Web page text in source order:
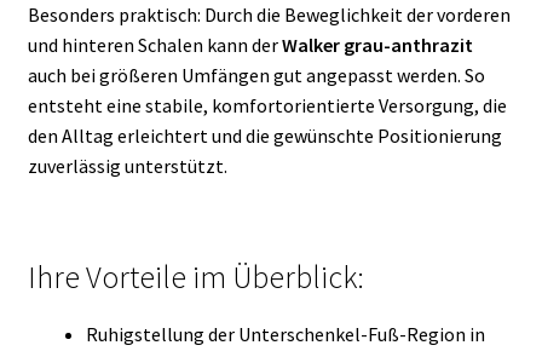
Besonders praktisch: Durch die Beweglichkeit der vorderen
und hinteren Schalen kann derWalker grau-anthrazit
auch bei größeren Umfängen gut angepasst werden. So
entsteht eine stabile, komfortorientierte Versorgung, die
den Alltag erleichtert und die gewünschte Positionierung
zuverlässig unterstützt.
Ihre Vorteile im Überblick:
Ruhigstellung der Unterschenkel-Fuß-Region in